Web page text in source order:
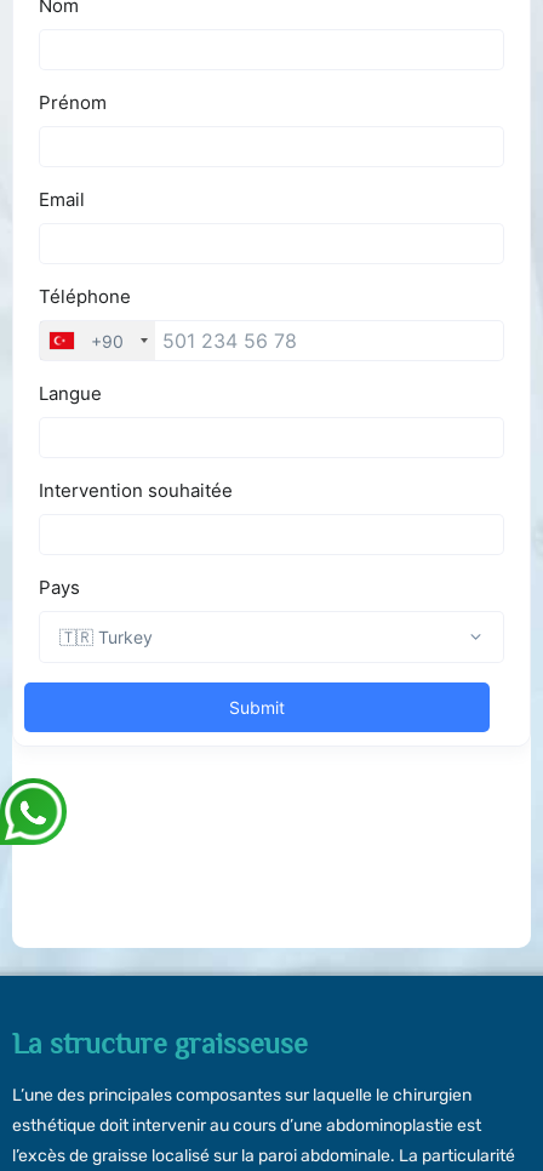
La structure graisseuse
L’une des principales composantes sur laquelle le chirurgien
esthétique doit intervenir au cours d’une abdominoplastie est
l’excès de graisse localisé sur la paroi abdominale. La particularité